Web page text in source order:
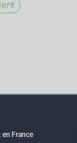
France